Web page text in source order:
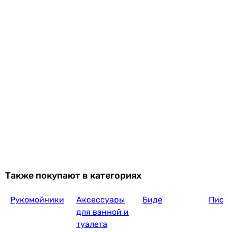
Также покупают в категориях
Рукомойники
Аксессуары
для ванной и
туалета
Биде